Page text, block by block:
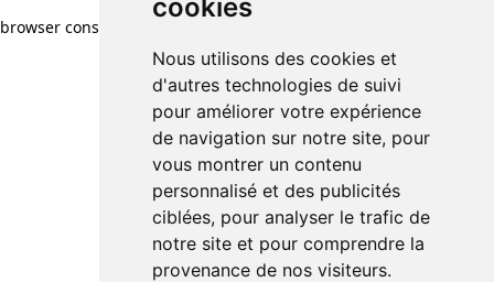
cookies
Nous utilisons des cookies et
d'autres technologies de suivi
pour améliorer votre expérience
de navigation sur notre site, pour
vous montrer un contenu
personnalisé et des publicités
ciblées, pour analyser le trafic de
notre site et pour comprendre la
provenance de nos visiteurs.
browser console for more information)